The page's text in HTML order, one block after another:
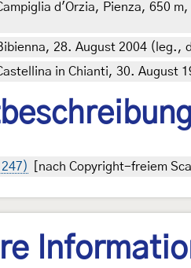
d'Orzia, Pienza, 650
28. August 2004 (leg.,
in Chianti, 30.
[nach Copyright-freiem